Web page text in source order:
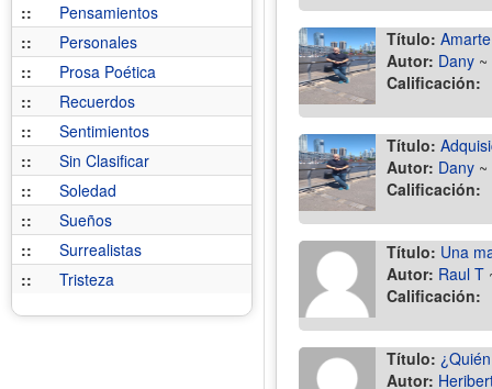
::
Pensamientos
::
Personales
::
Prosa Poética
::
Recuerdos
::
Sentimientos
::
Sin Clasificar
::
Soledad
::
Sueños
::
Surrealistas
::
Tristeza
Título:
Autor: Dany ~
Calificación:
Título:
Autor: Dany ~
Calificación:
Título: Una
Autor: Raul T
Calificación:
Título:
Autor: